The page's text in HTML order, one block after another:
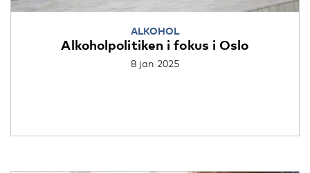
ALKOHOL
Alkoholpolitiken i fokus i Oslo
8 jan 2025